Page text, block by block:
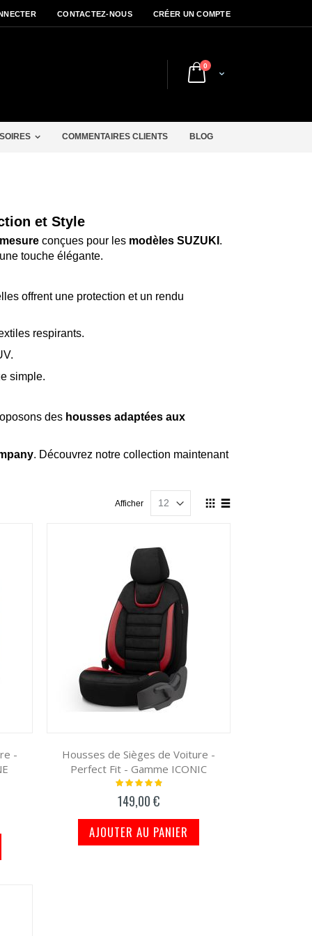
CONTACTEZ-NOUS CRÉER UN COMPTE
Cart
0articles
COMMENTAIRES CLIENTS BLOG
et Style
conçues pour les modèles SUZUKI .
touche élégante.
offrent une protection et un rendu
respirants.
simple.
des housses adaptées aux
. Découvrez notre collection maintenant
Afficher
en
Afficher
-
Housses de Sièges de Voiture -
Perfect Fit - Gamme ICONIC
Notation:
149,00 €
AJOUTER AU PANIER